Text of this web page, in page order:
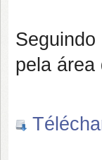
pela área